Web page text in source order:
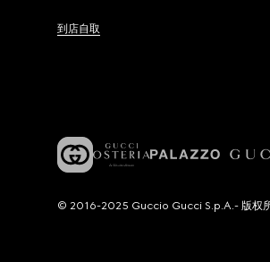
到店自取
© 2016-2025 Guccio Gucci S.p.A.- 版权